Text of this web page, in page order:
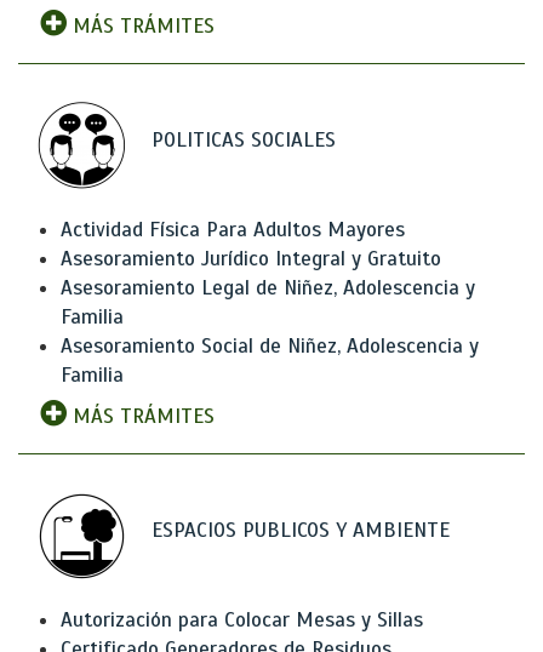
MÁS TRÁMITES
POLITICAS SOCIALES
Actividad Física Para Adultos Mayores
Asesoramiento Jurídico Integral y Gratuito
Asesoramiento Legal de Niñez, Adolescencia y
Familia
Asesoramiento Social de Niñez, Adolescencia y
Familia
MÁS TRÁMITES
ESPACIOS PUBLICOS Y AMBIENTE
Autorización para Colocar Mesas y Sillas